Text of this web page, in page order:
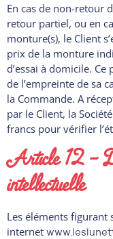
En cas de non-retour
retour partiel, ou en
monture(s), le Client
prix de la monture
d’essai à domicile.
de l’empreinte de sa
la Commande. A
par le Client, la
francs pour vérifier
Article 12 –
intellectuelle
Les éléments figurant
internet